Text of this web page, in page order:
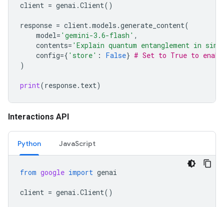
client = genai .Client()
response = client.models .generate_content(
model= 'gemini-3.6-flash' ,
contents= 'Explain quantum entanglement in
config={ 'store' : False} # Set to True to
)
print(response. text)
Interactions API
Python JavaScript
from google import genai
client = genai .Client()